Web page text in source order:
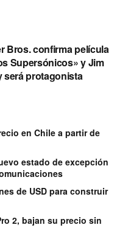
Bros. confirma película
Supersónicos» y Jim
será protagonista
en Chile a partir de
estado de excepción
de USD para construir
2, bajan su precio sin